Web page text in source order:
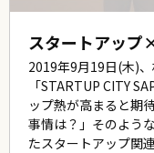
スタートアッ
2019年9月19日(木)
「STARTUP CITY
ップ熱が高まると期
事情は？」そのよう
たスタートアップ関